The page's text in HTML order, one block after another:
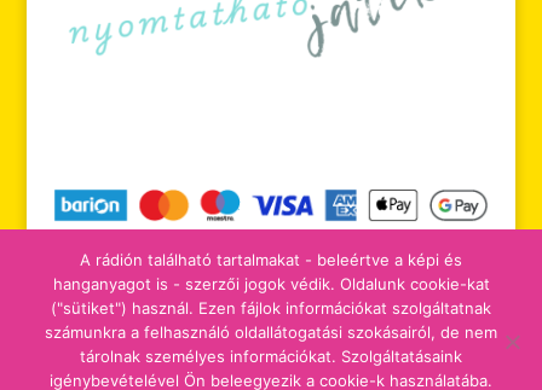
tájékoztatók adomány/támogatás
A rádión található tartalmakat - beleértve a képi és
hanganyagot is - szerzői jogok védik. Oldalunk cookie-kat
("sütiket") használ. Ezen fájlok információkat szolgáltatnak
számunkra a felhasználó oldallátogatási szokásairól, de nem
tárolnak személyes információkat. Szolgáltatásaink
igénybevételével Ön beleegyezik a cookie-k használatába.